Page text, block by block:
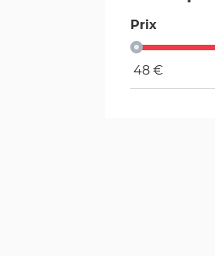
Prix
48 €